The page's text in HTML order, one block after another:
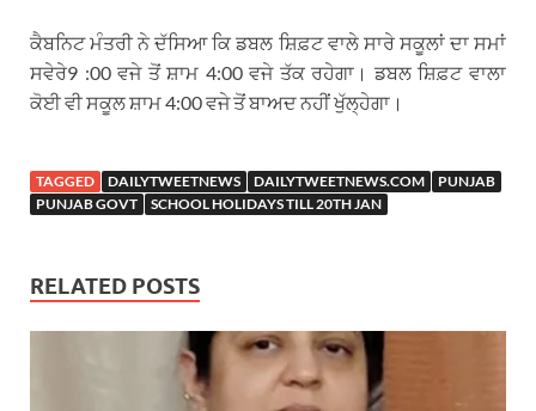
ਕੈਬਨਿਟ ਮੰਤਰੀ ਨੇ ਦੱਸਿਆ ਕਿ ਡਬਲ ਸ਼ਿਫ਼ਟ ਵਾਲੇ ਸਾਰੇ ਸਕੂਲਾਂ ਦਾ ਸਮਾਂ
ਸਵੇਰੇ9 :00 ਵਜੇ ਤੋਂ ਸ਼ਾਮ 4:00 ਵਜੇ ਤੱਕ ਰਹੇਗਾ। ਡਬਲ ਸ਼ਿਫ਼ਟ ਵਾਲਾ
ਕੋਈ ਵੀ ਸਕੂਲ ਸ਼ਾਮ 4:00 ਵਜੇ ਤੋਂ ਬਾਅਦ ਨਹੀਂ ਖੁੱਲ੍ਹੇਗਾ।
TAGGED DAILYTWEETNEWS DAILYTWEETNEWS.COM
PUNJAB
PUNJAB GOVT
SCHOOL HOLIDAYS TILL 20TH JAN
RELATED POSTS